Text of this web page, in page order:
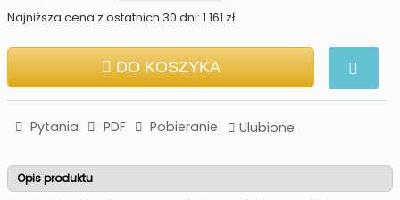
Najniższa cena z ostatnich 30 dni: 1 161 zł
DO KOSZYKA
Pytania PDF Pobieranie Ulubione
Opis produktu